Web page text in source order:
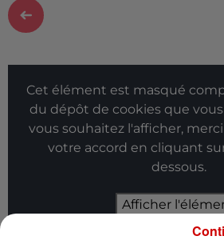
Cet élément est masqué
du dépôt de cookies que vous
vous souhaitez l'afficher,
votre accord en cliquant
dessous.
Afficher